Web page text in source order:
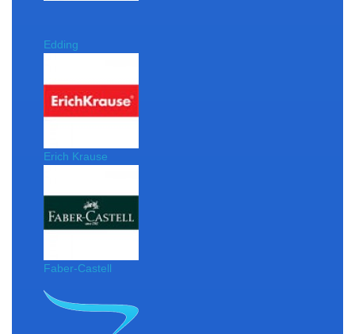
Edding
Erich Krause
Faber-Castell